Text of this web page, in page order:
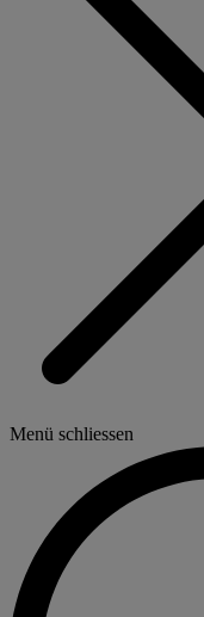
Menü schliessen